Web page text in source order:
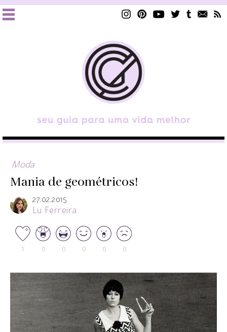
Moda
Mania de geométricos!
27.02.2015
Lu Ferreira
1 0 0 0 0 0